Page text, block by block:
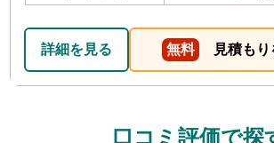
詳細を見る 無料 見積もり
口コミ評価で探